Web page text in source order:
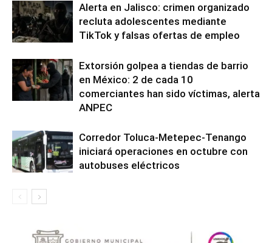
Alerta en Jalisco: crimen organizado
recluta adolescentes mediante
TikTok y falsas ofertas de empleo
Extorsión golpea a tiendas de barrio
en México: 2 de cada 10
comerciantes han sido víctimas, alerta
ANPEC
Corredor Toluca-Metepec-Tenango
iniciará operaciones en octubre con
autobuses eléctricos